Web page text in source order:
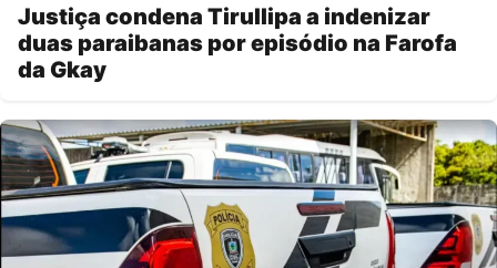
Justiça condena Tirullipa a indenizar
duas paraibanas por episódio na Farofa
da Gkay